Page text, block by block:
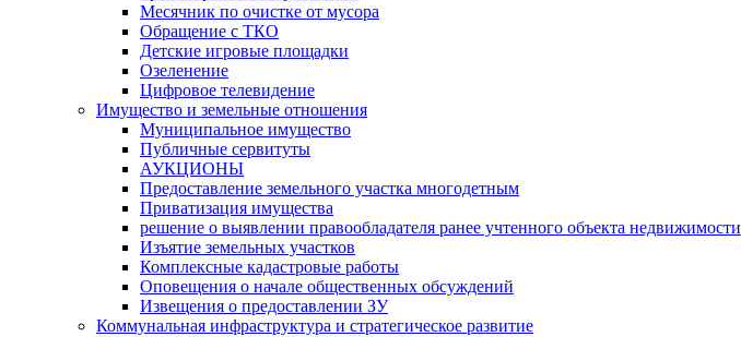
Месячник по очистке от мусора
Обращение с ТКО
Детские игровые площадки
Озеленение
Цифровое телевидение
Имущество и земельные отношения
Муниципальное имущество
Публичные сервитуты
АУКЦИОНЫ
Предоставление земельного участка многодетным
Приватизация имущества
решение о выявлении правообладателя ранее учтенного объекта недвижимости
Изъятие земельных участков
Комплексные кадастровые работы
Оповещения о начале общественных обсуждений
Извещения о предоставлении ЗУ
Коммунальная инфраструктура и стратегическое развитие